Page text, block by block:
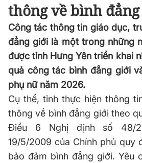
thông về bình
Công tác thông tin giáo dục,
đẳng giới là một trong những
được tỉnh Hưng Yên triển khai
quả công tác bình đẳng giới
phụ nữ năm 2026.
Cụ thể, tỉnh thực hiện thông
thông về bình đẳng giới theo
Điều 6 Nghị định số 48/
19/5/2009 của Chính phủ quy
bảo đảm bình đẳng giới. Yêu